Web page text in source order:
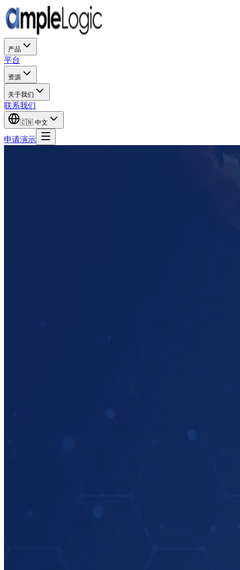
产品
平台
资源
关于我们
联系我们
🇨🇳 中文
申请演示